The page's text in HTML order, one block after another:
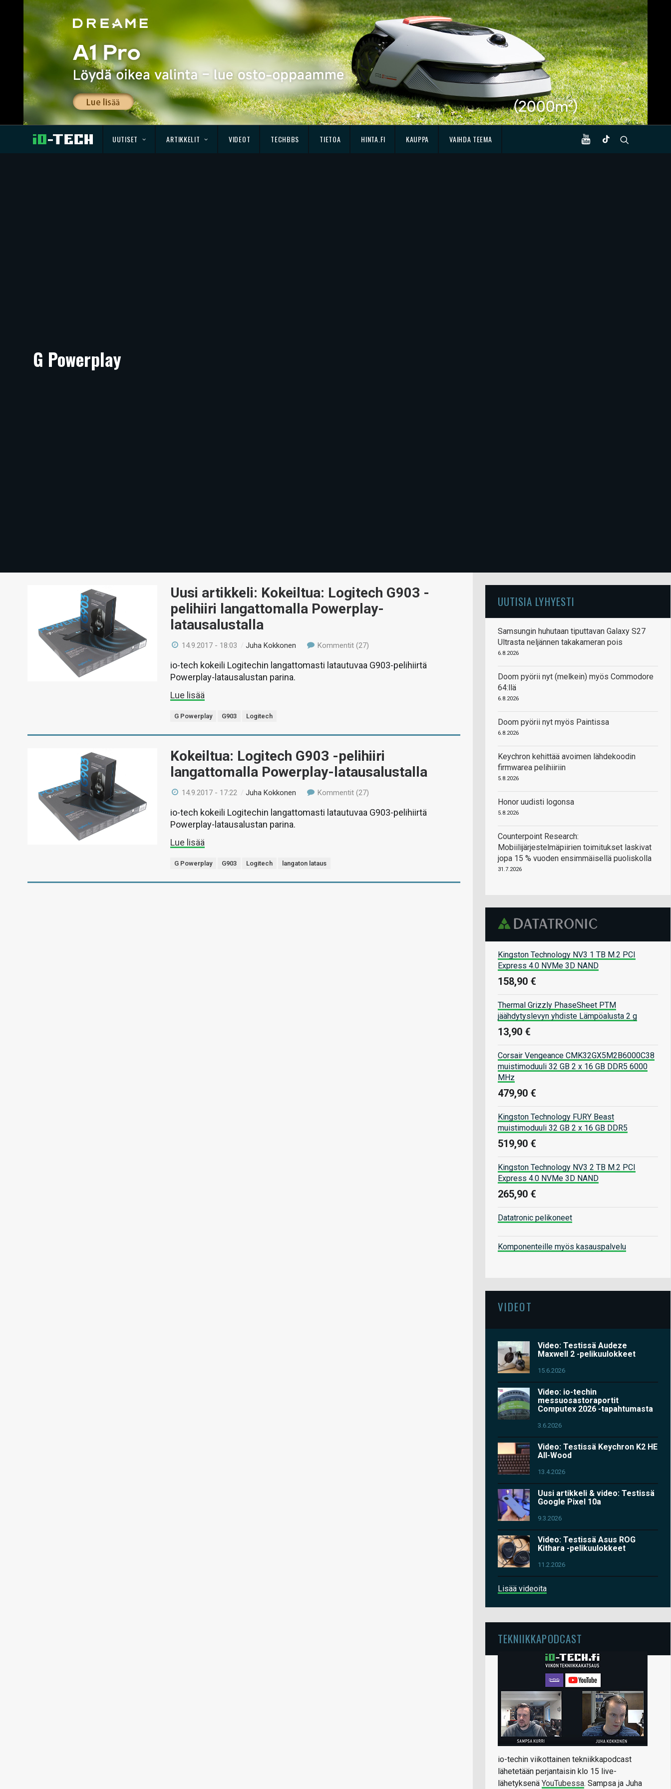
UUTISET ARTIKKELIT VIDEOT TECHBBS TIETOA HINTA.FI KAUPPA VAIHDA TEEMA
G Powerplay
Uusi artikkeli: Kokeiltua: Logitech G903 -
pelihiiri langattomalla Powerplay-
latausalustalla
14.9.2017 - 18:03 /Juha Kokkonen Kommentit (27)
io-tech kokeili Logitechin langattomasti latautuvaa G903-pelihiirtä
Powerplay-latausalustan parina.
Lue lisää
G Powerplay G903 Logitech
Kokeiltua: Logitech G903 -pelihiiri
langattomalla Powerplay-latausalustalla
14.9.2017 - 17:22 /Juha Kokkonen Kommentit (27)
io-tech kokeili Logitechin langattomasti latautuvaa G903-pelihiirtä
Powerplay-latausalustan parina.
Lue lisää
G Powerplay G903 Logitech langaton lataus
UUTISIA LYHYESTI
Samsungin huhutaan tiputtavan Galaxy S27
Ultrasta neljännen takakameran pois
6.8.2026
Doom pyörii nyt (melkein) myös Commodore
64:llä
6.8.2026
Doom pyörii nyt myös Paintissa
6.8.2026
Keychron kehittää avoimen lähdekoodin
firmwarea pelihiiriin
5.8.2026
Honor uudisti logonsa
5.8.2026
Counterpoint Research:
Mobiilijärjestelmäpiirien toimitukset laskivat
jopa 15 % vuoden ensimmäisellä puoliskolla
31.7.2026
Kingston Technology NV3 1 TB M.2 PCI
Express 4.0 NVMe 3D NAND
158,90 €
Thermal Grizzly PhaseSheet PTM
jäähdytyslevyn yhdiste Lämpöalusta 2 g
13,90 €
Corsair Vengeance CMK32GX5M2B6000C38
muistimoduuli 32 GB 2 x 16 GB DDR5 6000
MHz
479,90 €
Kingston Technology FURY Beast
muistimoduuli 32 GB 2 x 16 GB DDR5
519,90 €
Kingston Technology NV3 2 TB M.2 PCI
Express 4.0 NVMe 3D NAND
265,90 €
Datatronic pelikoneet
Komponenteille myös kasauspalvelu
VIDEOT
Video: Testissä Audeze
Maxwell 2 -pelikuulokkeet
15.6.2026
Video: io-techin
messuosastoraportit
Computex 2026 -tapahtumasta
3.6.2026
Video: Testissä Keychron K2 HE
All-Wood
13.4.2026
Uusi artikkeli & video: Testissä
Google Pixel 10a
9.3.2026
Video: Testissä Asus ROG
Kithara -pelikuulokkeet
11.2.2026
Lisää videoita
TEKNIIKKAPODCAST
io-techin viikottainen tekniikkapodcast
lähetetään perjantaisin klo 15 live-
lähetyksenä YouTubessa. Sampsa ja Juha